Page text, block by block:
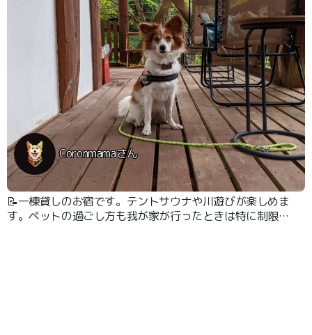
Coronmamaさん
📝一棟貸しのお宿です。テントサウナや川遊びが楽しめま
す。ペットの過ごし方も我が家が行ったときは特に制限さ